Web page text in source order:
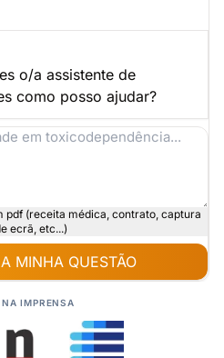
o/a assistente de
como posso ajudar?
pdf (receita médica, contrato, captura
ecrã, etc...)
MINHA QUESTÃO
IMPRENSA